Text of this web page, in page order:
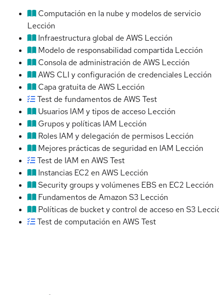
Computación en la nube y modelos de servicio
Lección
Infraestructura global de AWS Lección
Modelo de responsabilidad compartida Lección
Consola de administración de AWS Lección
AWS CLI y configuración de credenciales Lección
Capa gratuita de AWS Lección
Test de fundamentos de AWSTest
Usuarios IAM y tipos de acceso Lección
Grupos y políticas IAM Lección
Roles IAM y delegación de permisos Lección
Mejores prácticas de seguridad en IAM Lección
Test de IAM en AWSTest
Instancias EC2 en AWS Lección
Security groups y volúmenes EBS en EC2 Lección
Fundamentos de Amazon S3 Lección
Políticas de bucket y control de acceso en S3
Test de computación en AWSTest